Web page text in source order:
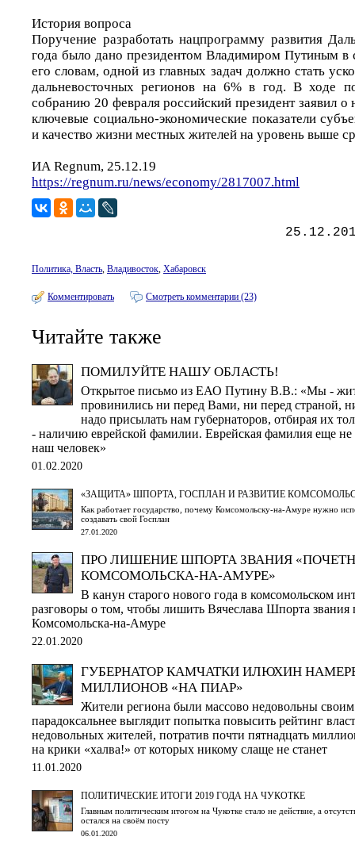
История вопроса
Поручение разработать нацпрограмму развития
года было дано президентом Владимиром Путиным в
его словам, одной из главных задач должно стать
дальневосточных регионов на 6% в год. В ходе
собранию 20 февраля российский президент заявил о
ключевые социально-экономические показатели
и качество жизни местных жителей на уровень выше
ИА Regnum, 25.12.19
https://regnum.ru/news/economy/2817007.html
Политика, Власть, Владивосток, Хабаровск
Комментировать Смотреть комментарии (23)
Читайте также
ПОМИЛУЙТЕ НАШУ ОБЛАСТЬ!
Открытое письмо из ЕАО Путину В.В.: «Мы -
провинились ни перед Вами, ни перед страной,
надо присылать нам губернаторов, отбирая их
- наличию еврейской фамилии. Еврейская фамилия еще не
наш человек»
01.02.2020
«ЗАЩИТА» ШПОРТА, ГОСПЛАН И РАЗВИТИЕ
Как работает государство, почему Комсомольску-на-Амуре нужно
создавать свой Госплан
27.01.2020
ПРО ЛИШЕНИЕ ШПОРТА ЗВАНИЯ
КОМСОМОЛЬСКА-НА-АМУРЕ»
В канун старого нового года в комсомольском
разговоры о том, чтобы лишить Вячеслава Шпорта звания
Комсомольска-на-Амуре
22.01.2020
ГУБЕРНАТОР КАМЧАТКИ ИЛЮХИН
МИЛЛИОНОВ «НА ПИАР»
Жители региона были массово недовольны
парадоксальнее выглядит попытка повысить рейтинг
недовольных жителей, потратив почти пятнадцать
на крики «халва!» от которых никому слаще не станет
11.01.2020
ПОЛИТИЧЕСКИЕ ИТОГИ 2019 ГОДА НА ЧУКОТКЕ
Главным политическим итогом на Чукотке стало не действие, а
остался на своём посту
06.01.2020